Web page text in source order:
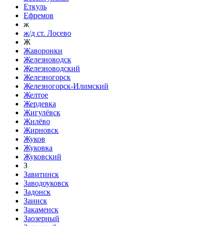
Еткуль
Ефремов
ж
ж/д ст. Лосево
Ж
Жаворонки
Железноводск
Железноводский
Железногорск
Железногорск-Илимский
Желтое
Жердевка
Жигулёвск
Жилёво
Жирновск
Жуков
Жуковка
Жуковский
З
Завитинск
Заводоуковск
Задонск
Заинск
Закаменск
Заозерный